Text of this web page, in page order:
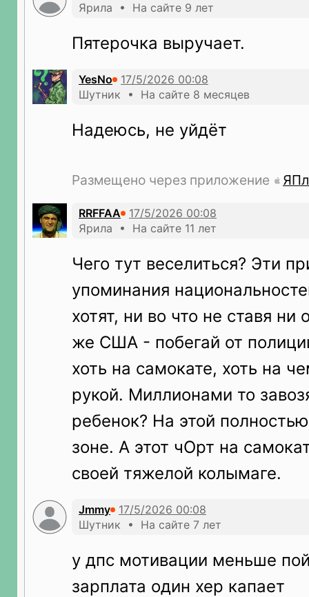
Ярила • На сайте 9 лет
Пятерочка выручает.
YesNo
Шутник • На сайте 8 месяцев
Надеюсь, не уйдёт
Размещено через приложение
RRFFAA
Ярила • На сайте 11 лет
Чего тут веселиться? Эти
упоминания
хотят, ни во что не ставя ни
же США - побегай от
хоть на самокате, хоть на
рукой. Миллионами то
ребенок? На этой
зоне. А этот чОрт на
своей тяжелой колымаге.
Jmmy
Шутник • На сайте 7 лет
у дпс мотивации меньше
зарплата один хер капает